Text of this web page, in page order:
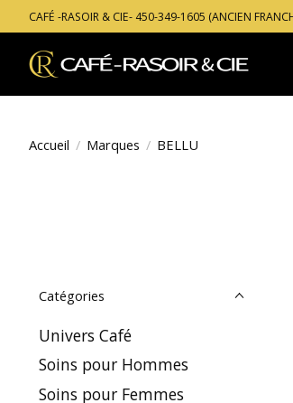
CAFÉ -RASOIR & CIE- 450-349-1605 (ANCIEN
Accueil / Marques / BELLU
Catégories
Univers Café
Soins pour Hommes
Soins pour Femmes